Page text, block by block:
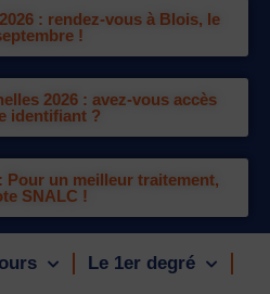
: rendez-vous à Blois, le
!
2026 : avez-vous accès
identifiant ?
Pour un meilleur traitement,
SNALC !
Le 1er degré